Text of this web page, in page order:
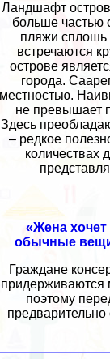
Ландшафт
больше частью
пляжи сплошь
встречаются
острове
города.
местностью.
не превышает
Здесь
– редкое
количествах
«Жена хочет
обычные
Граждане
придерживаются
поэтому